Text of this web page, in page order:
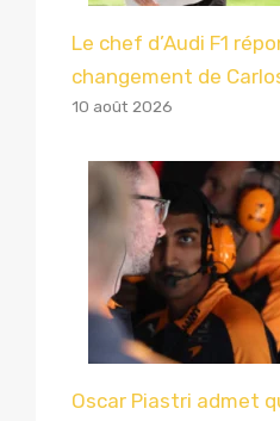
Le chef d’Audi F1
changement de
10 août 2026
Oscar Piastri admet